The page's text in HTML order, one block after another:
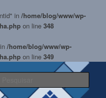
in /home/blog/www/wp-
on line 348
/home/blog/www/wp-
on line 349